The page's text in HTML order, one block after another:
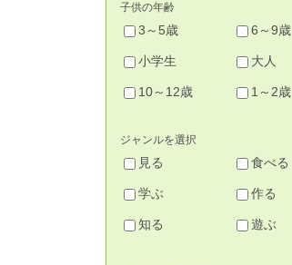
子供の年齢
3～5歳 6～9歳
小学生 大人
10～12歳 1～2歳
ジャンルを選択
見る 食べる
学ぶ 作る
知る 遊ぶ